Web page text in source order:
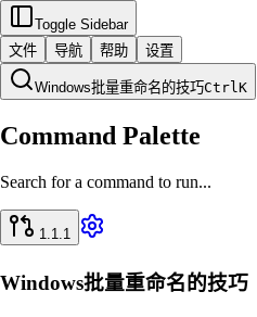
Toggle Sidebar
文件
导航 帮助 设置
Windows批量重命名的技巧CtrlK
Command Palette
Search for a command to run...
1.1.1
Windows批量重命名的技巧